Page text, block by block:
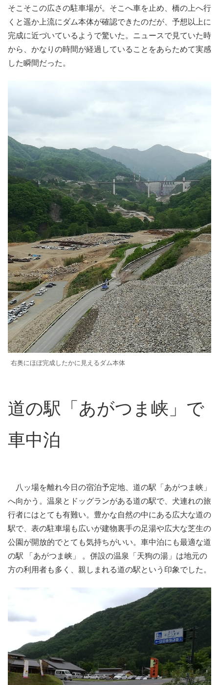
そこそこの広さの駐車場が。そこへ車を止め、橋の上へ行
くと遥か上流にダム本体が確認できたのだが、予想以上に
完成に近づいているようで驚いた。ニュースで見ていた時
から、かなりの時間が経過していることをあらためて実感
した瞬間だった。
右奥にほぼ完成したかに見えるダム本体
道の駅「あがつま峡」で
車中泊
八ッ場を離れ今日の宿泊予定地、道の駅「あがつま峡」
へ向かう。温泉とドッグランがある道の駅で、犬連れの旅
行者にはとても有難い。豊かな自然の中にある広大な道の
駅で、表の駐車場も広いが建物裏手の足湯や広大な芝生の
公園が開放的でとても気持ちがいい。車中泊にも最適な道
の駅 「あがつま峡」 。併設の温泉「天狗の湯」は地元の
方の利用者も多く、親しまれる道の駅という印象でした。